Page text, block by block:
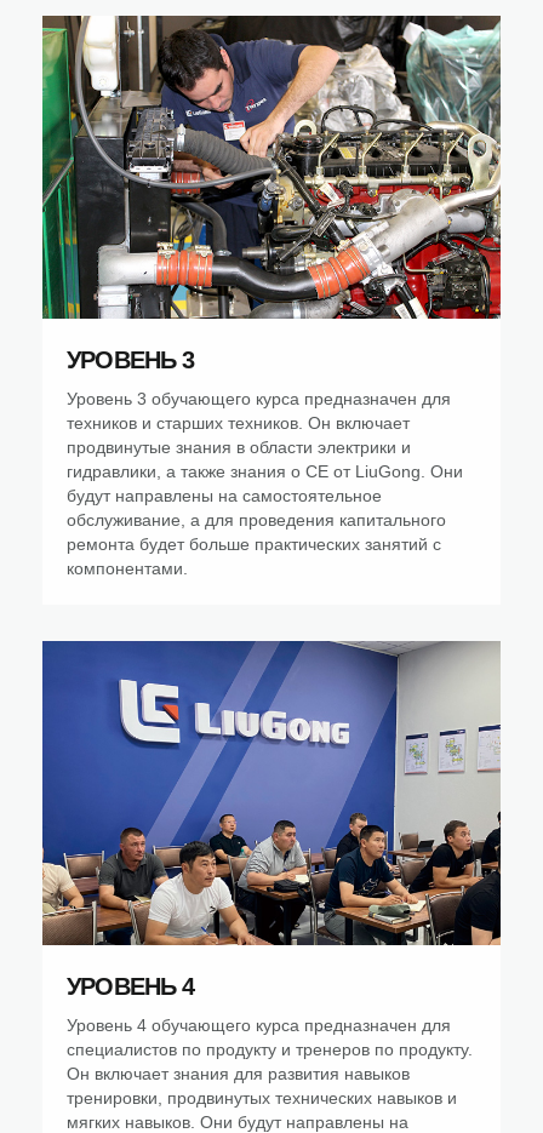
УРОВЕНЬ 3
Уровень 3 обучающего курса предназначен для
техников и старших техников. Он включает
продвинутые знания в области электрики и
гидравлики, а также знания о CE от LiuGong. Они
будут направлены на самостоятельное
обслуживание, а для проведения капитального
ремонта будет больше практических занятий с
компонентами.
УРОВЕНЬ 4
Уровень 4 обучающего курса предназначен для
специалистов по продукту и тренеров по продукту.
Он включает знания для развития навыков
тренировки, продвинутых технических навыков и
мягких навыков. Они будут направлены на